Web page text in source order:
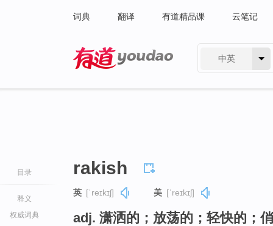
词典 翻译 有道精品课 云笔记
中英
目录
释义
权威词典
rakish
英 [ˈreɪkɪʃ] 美 [ˈreɪkɪʃ]
adj. 潇洒的；放荡的；轻快的；